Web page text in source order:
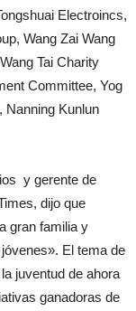
Electroincs,
Wang Zai Wang
Tai Charity
Committee, Yog
Nanning Kunlun
y gerente de
dijo que
gran familia y
El tema de
juventud de ahora
ganadoras de